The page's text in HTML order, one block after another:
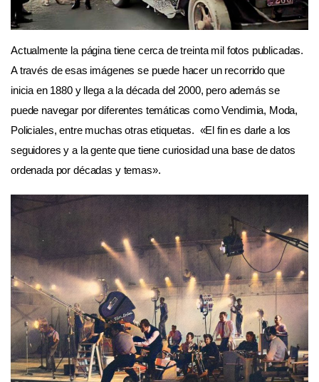
Actualmente la página tiene cerca de treinta mil fotos publicadas.
A través de esas imágenes se puede hacer un recorrido que
inicia en 1880 y llega a la década del 2000, pero además se
puede navegar por diferentes temáticas como Vendimia, Moda,
Policiales, entre muchas otras etiquetas. «El fin es darle a los
seguidores y a la gente que tiene curiosidad una base de datos
ordenada por décadas y temas».